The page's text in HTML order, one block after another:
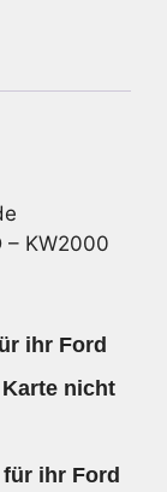
– KW2000
ihr Ford
nicht
ihr Ford